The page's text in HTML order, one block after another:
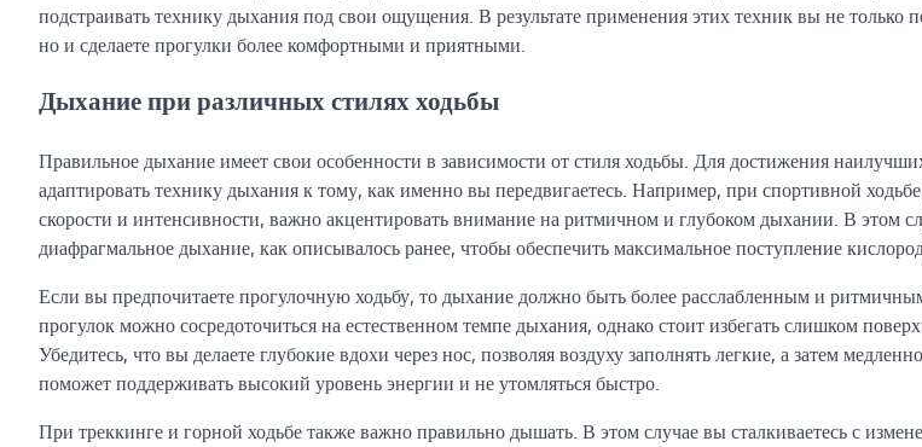
подстраивать технику дыхания под свои ощущения. В результате применения этих техник вы не только
но и сделаете прогулки более комфортными и приятными.
Дыхание при различных стилях ходьбы
Правильное дыхание имеет свои особенности в зависимости от стиля ходьбы. Для достижения
адаптировать технику дыхания к тому, как именно вы передвигаетесь. Например, при спортивной
скорости и интенсивности, важно акцентировать внимание на ритмичном и глубоком дыхании. В этом
диафрагмальное дыхание, как описывалось ранее, чтобы обеспечить максимальное поступление
Если вы предпочитаете прогулочную ходьбу, то дыхание должно быть более расслабленным и
прогулок можно сосредоточиться на естественном темпе дыхания, однако стоит избегать слишком
Убедитесь, что вы делаете глубокие вдохи через нос, позволяя воздуху заполнять легкие, а затем
поможет поддерживать высокий уровень энергии и не утомляться быстро.
При треккинге и горной ходьбе также важно правильно дышать. В этом случае вы сталкиваетесь с